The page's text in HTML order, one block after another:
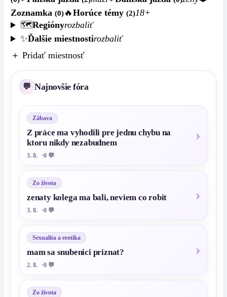
Zoznamka (0)🔥Horúce témy (2)18+
🗺️Regiónyrozbaliť
✨Ďalšie miestnostirozbaliť
＋ Pridať miestnosť
Najnovšie fóra
Zábava
Z práce ma vyhodili pre jednu chybu na
ktoru nikdy nezabudnem
3. 8. 0 💬
Zo života
zenaty kolega ma bali, neviem co robit
3. 8. 0 💬
Sexualita a erotika
mam sa snubenici priznat?
2. 8. 0 💬
Zo života